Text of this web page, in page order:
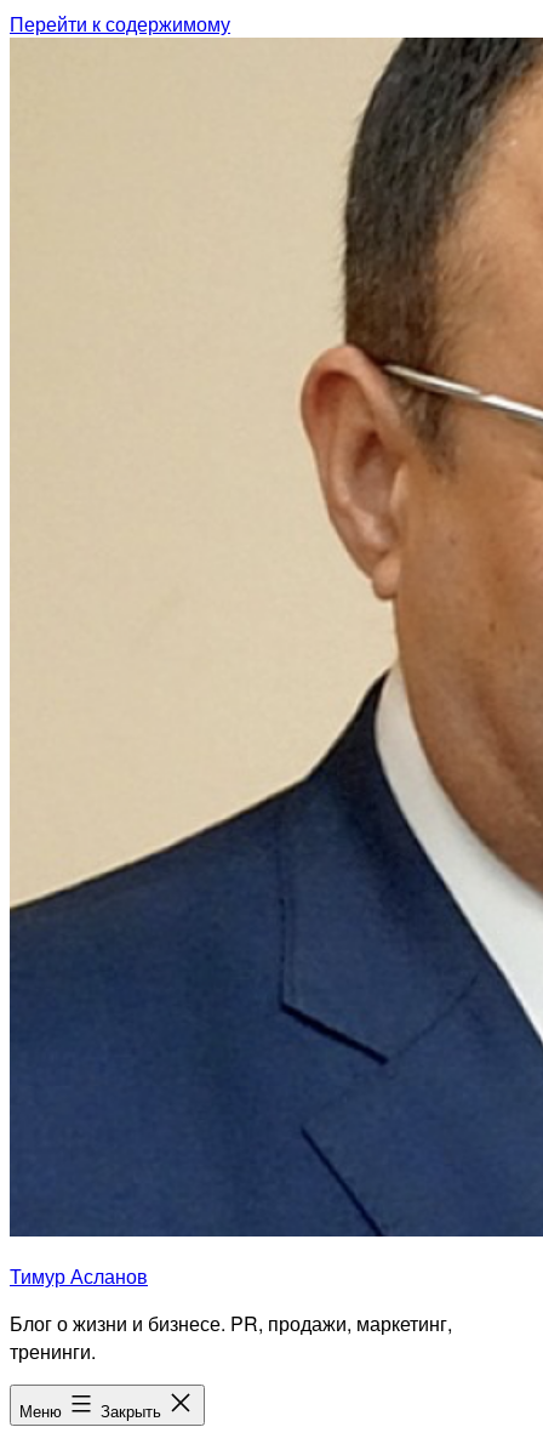
Перейти к содержимому
Тимур Асланов
Блог о жизни и бизнесе. PR, продажи, маркетинг,
тренинги.
Меню Закрыть